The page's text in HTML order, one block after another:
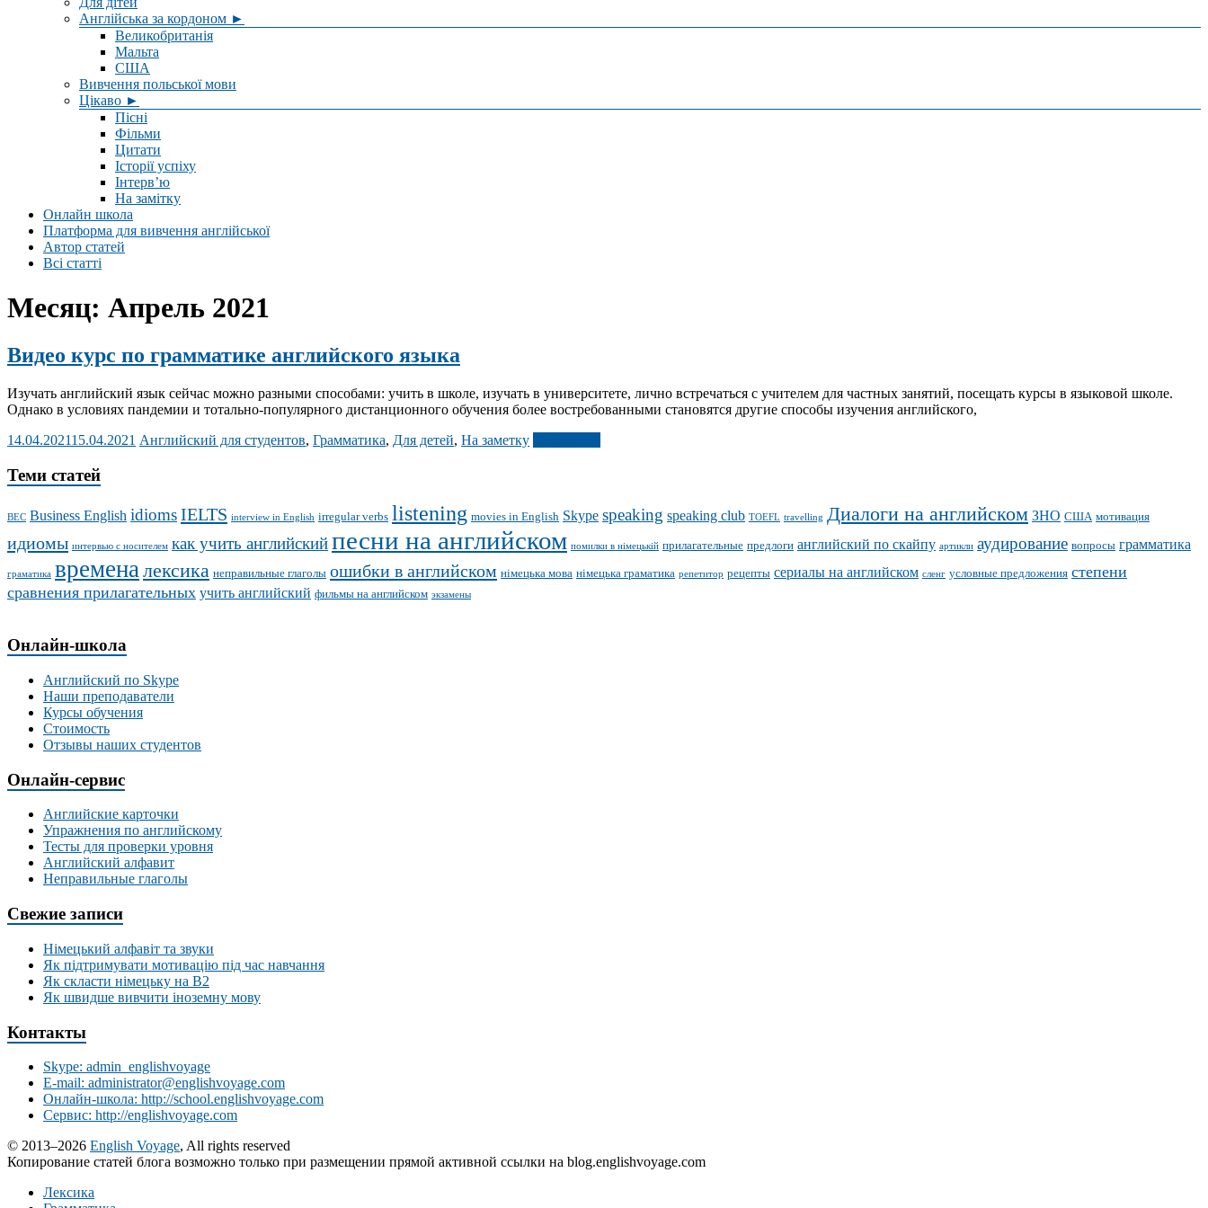
Англійська за кордоном ►
Великобританія
Мальта
США
Вивчення польської мови
Цікаво ►
Пісні
Фільми
Цитати
Історії успіху
Інтерв’ю
На замітку
Онлайн школа
Платформа для вивчення англійської
Автор статей
Всі статті
Месяц: Апрель 2021
Видео курс по грамматике английского языка
Изучать английский язык сейчас можно разными способами: учить в школе, изучать в университете, лично встречаться с учителем для частных занятий, посещать курсы в языковой школе.
Однако в условиях пандемии и тотально-популярного дистанционного обучения более востребованными становятся другие способы изучения английского,
14.04.202115.04.2021 Английский для студентов, Грамматика, Для детей, На заметку
Теми статей
BEC Business English idiomsIELTS interview in English irregular verbs listening movies in English Skype speaking speaking club TOEFL travelling Диалоги на английском ЗНО США мотивация
идиомы интервью с носителем как учить английскийпесни на английском помилки в німецькій прилагательные предлоги английский по скайпу артикли аудирование вопросы грамматика
граматика временалексика неправильные глаголы ошибки в английском німецька мова німецька граматика репетитор рецепты сериалы на английском сленг условные предложения степени
сравнения прилагательных учить английский фильмы на английском экзамены
Онлайн-школа
Английский по Skype
Наши преподаватели
Курсы обучения
Стоимость
Отзывы наших студентов
Онлайн-сервис
Английские карточки
Упражнения по английскому
Тесты для проверки уровня
Английский алфавит
Неправильные глаголы
Свежие записи
Німецький алфавіт та звуки
Як підтримувати мотивацію під час навчання
Як скласти німецьку на В2
Як швидше вивчити іноземну мову
Контакты
Skype: admin_englishvoyage
E-mail: administrator@englishvoyage.com
Онлайн-школа: http://school.englishvoyage.com
Сервис: http://englishvoyage.com
© 2013–2026 English Voyage, All rights reserved
Копирование статей блога возможно только при размещении прямой активной ссылки на blog.englishvoyage.com
Лексика